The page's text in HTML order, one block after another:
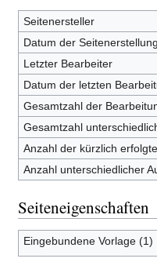
Seitenersteller
Datum der Seitenerstellung
Letzter Bearbeiter
Datum der letzten
Gesamtzahl der
Gesamtzahl
Anzahl der kürzlich
Anzahl unterschiedlicher
Seiteneigenschaften
Eingebundene Vorlage (1)